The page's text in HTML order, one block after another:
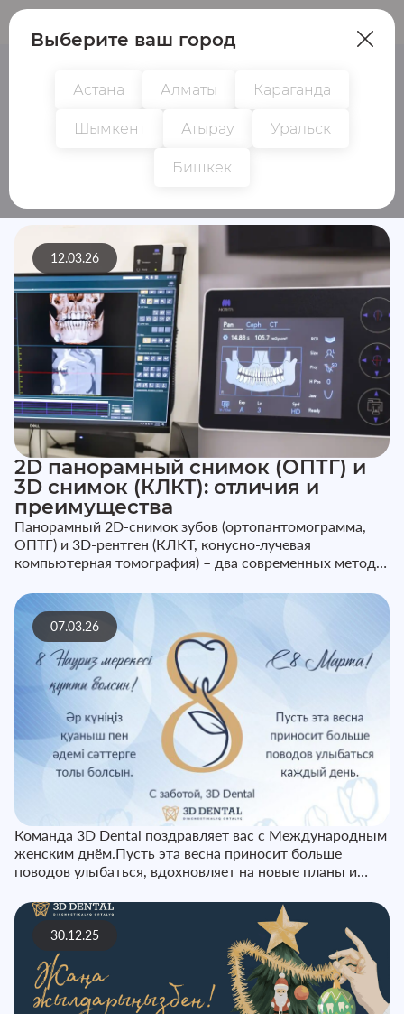
12.03.26
2D панорамный снимок (ОПТГ) и
3D снимок (КЛКТ): отличия и
преимущества
Панорамный 2D-снимок зубов (ортопантомограмма,
ОПТГ) и 3D-рентген (КЛКТ, конусно-лучевая
компьютерная томография) – два современных метода
07.03.26
Команда 3D Dental поздравляет вас с Международным
женским днём.Пусть эта весна приносит больше
поводов улыбаться, вдохновляет на новые планы и
30.12.25
Выберите ваш город
Астана Алматы Караганда
Шымкент Атырау Уральск
Бишкек